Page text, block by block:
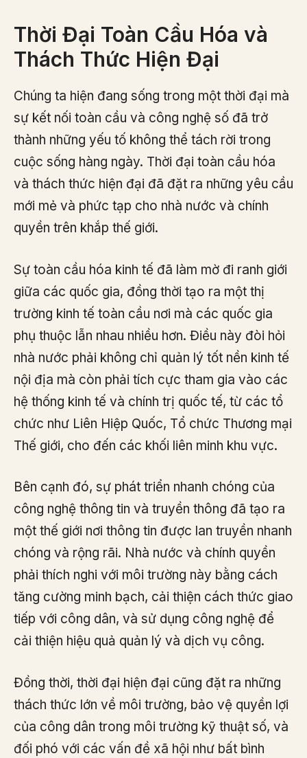
Thời Đại Toàn Cầu Hóa và
Thách Thức Hiện Đại
Chúng ta hiện đang sống trong một thời đại mà
sự kết nối toàn cầu và công nghệ số đã trở
thành những yếu tố không thể tách rời trong
cuộc sống hàng ngày. Thời đại toàn cầu hóa
và thách thức hiện đại đã đặt ra những yêu cầu
mới mẻ và phức tạp cho nhà nước và chính
quyền trên khắp thế giới.
Sự toàn cầu hóa kinh tế đã làm mờ đi ranh giới
giữa các quốc gia, đồng thời tạo ra một thị
trường kinh tế toàn cầu nơi mà các quốc gia
phụ thuộc lẫn nhau nhiều hơn. Điều này đòi hỏi
nhà nước phải không chỉ quản lý tốt nền kinh tế
nội địa mà còn phải tích cực tham gia vào các
hệ thống kinh tế và chính trị quốc tế, từ các tổ
chức như Liên Hiệp Quốc, Tổ chức Thương mại
Thế giới, cho đến các khối liên minh khu vực.
Bên cạnh đó, sự phát triển nhanh chóng của
công nghệ thông tin và truyền thông đã tạo ra
một thế giới nơi thông tin được lan truyền nhanh
chóng và rộng rãi. Nhà nước và chính quyền
phải thích nghi với môi trường này bằng cách
tăng cường minh bạch, cải thiện cách thức giao
tiếp với công dân, và sử dụng công nghệ để
cải thiện hiệu quả quản lý và dịch vụ công.
Đồng thời, thời đại hiện đại cũng đặt ra những
thách thức lớn về môi trường, bảo vệ quyền lợi
của công dân trong môi trường kỹ thuật số, và
đối phó với các vấn đề xã hội như bất bình